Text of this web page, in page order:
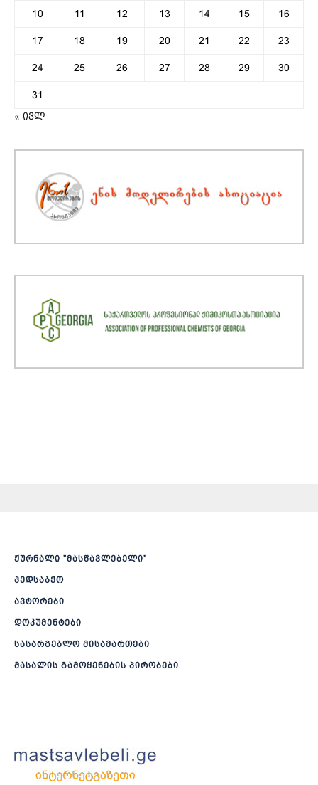
10 11 12 13 14 15 16
17 18 19 20 21 22 23
24 25 26 27 28 29 30
31
« ივლ
ჟურნალი ”მასწავლებელი”
პედსაბჭო
ავტორები
დოკუმენტები
სასარგებლო მისამართები
მასალის გამოყენების პირობები